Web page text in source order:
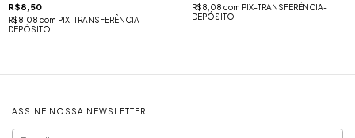
R$8,50
R$8,08 com PIX-TRANSFERÊNCIA-
DEPÓSITO
R$8,08 com PIX-TRANSFERÊNCIA-
DEPÓSITO
ASSINE NOSSA NEWSLETTER